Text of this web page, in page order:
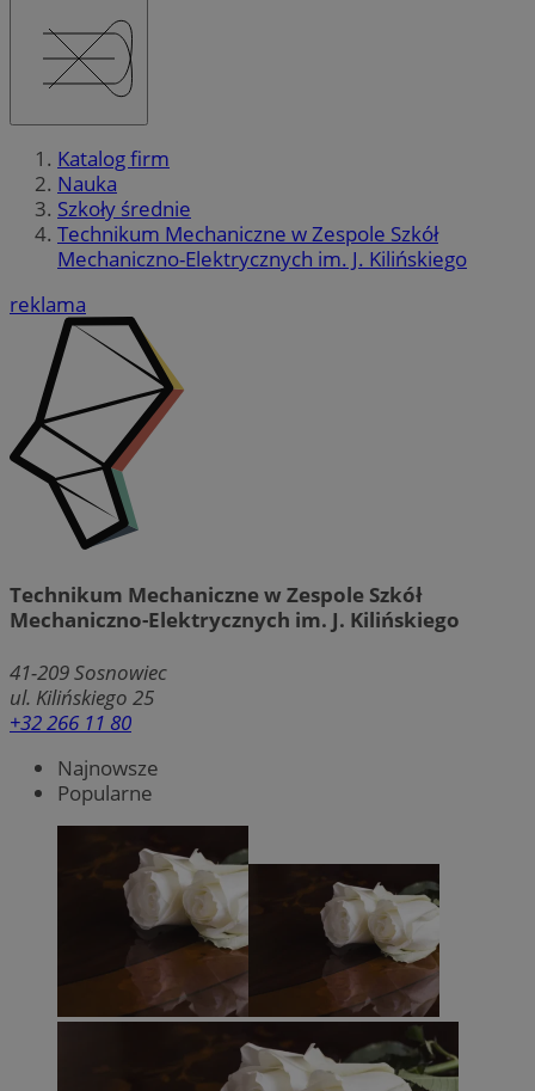
Katalog firm
Nauka
Szkoły średnie
Technikum Mechaniczne w Zespole Szkół
Mechaniczno-Elektrycznych im. J. Kilińskiego
reklama
Technikum Mechaniczne w Zespole Szkół
Mechaniczno-Elektrycznych im. J. Kilińskiego
41-209Sosnowiec
ul. Kilińskiego 25
+32 266 11 80
Najnowsze
Popularne